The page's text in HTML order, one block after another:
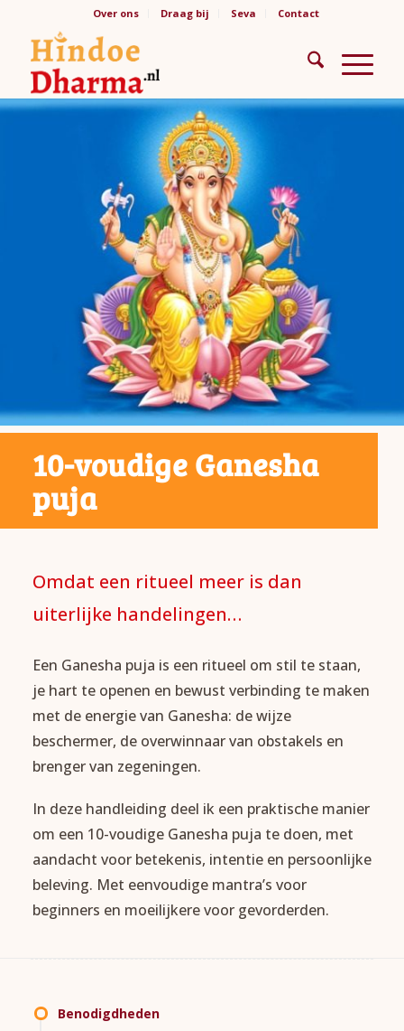
Over ons Draag bij Seva Contact
10-voudige Ganesha
puja
Omdat een ritueel meer is dan
uiterlijke handelingen…
Een Ganesha puja is een ritueel om stil te staan,
je hart te openen en bewust verbinding te maken
met de energie van Ganesha: de wijze
beschermer, de overwinnaar van obstakels en
brenger van zegeningen.
In deze handleiding deel ik een praktische manier
om een 10-voudige Ganesha puja te doen, met
aandacht voor betekenis, intentie en persoonlijke
beleving. Met eenvoudige mantra’s voor
beginners en moeilijkere voor gevorderden.
Benodigdheden